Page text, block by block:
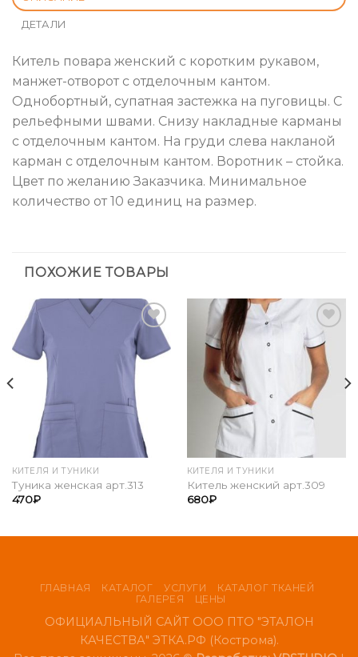
ДЕТАЛИ
Китель повара женский с коротким рукавом,
манжет-отворот с отделочным кантом.
Однобортный, супатная застежка на пуговицы. С
рельефными швами. Снизу накладные карманы
с отделочным кантом. На груди слева накланой
карман с отделочным кантом. Воротник – стойка.
Цвет по желанию Заказчика. Минимальное
количество от 10 единиц на размер.
ПОХОЖИЕ ТОВАРЫ
Add to
Wishlist
КИТЕЛЯ И ТУНИКИ
Туника женская арт.313
470₽
Add to
Wishlist
КИТЕЛЯ И ТУНИКИ
Китель женский арт.309
680₽
ГЛАВНАЯ КАТАЛОГ УСЛУГИ
КАТАЛОГ ТКАНЕЙ
ГАЛЕРЕЯ
ЦЕНЫ
ОФИЦИАЛЬНЫЙ САЙТ ООО ПТО "ЭТАЛОН
КАЧЕСТВА" ЭТКА.РФ (Кострома).